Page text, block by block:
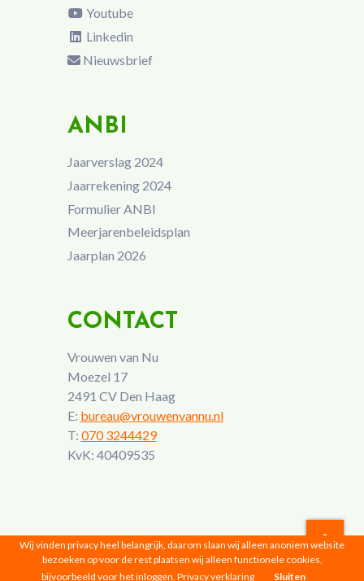
Youtube
Linkedin
Nieuwsbrief
ANBI
Jaarverslag 2024
Jaarrekening 2024
Formulier ANBI
Meerjarenbeleidsplan
Jaarplan 2026
CONTACT
Vrouwen van Nu
Moezel 17
2491 CV Den Haag
E: bureau@vrouwenvannu.nl
T: 070 3244429
KvK: 40409535
Vrouwen van Nu © 2026 |Privacyverklaring
Wij vinden privacy heel belangrijk, daarom slaan wij alleen anoniem website
bezoeken op voor de rest plaatsen wij alleen functionele cookies,
bijvoorbeeld voor het inloggen. Privacy verklaring Sluiten